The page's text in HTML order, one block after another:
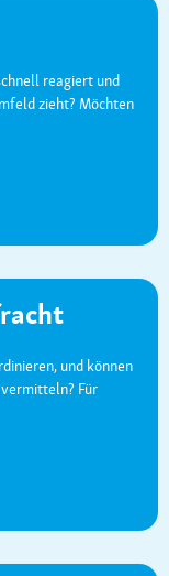
reagiert und
zieht? Möchten
und können
Für